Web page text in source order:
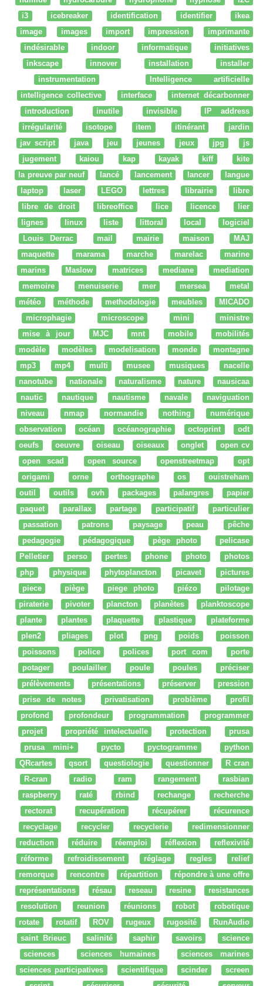
i3
icebreaker identification identifier
ikea
image
images import impression
imprimante
indésirable
indoor informatique
initiatives
inkscape
innover installation
installer
instrumentation
Intelligence artificielle
intelligence collective
interface
internet décarbonner
introduction
inutile invisible
IP address
irrégularité
isotope item itinérant
jardin
jav script
java jeu jeunes jeux jpg
js
jugement
kaiou kap kayak kiff
kite
la preuve par neuf
lancé lancement lancer
langue
laptop
laser LEGO lettres librairie
libre
libre de droit
libreoffice lice licence
lier
lignes
linux liste littoral local
logiciel
Louis Derrac
mail mairie maison
MAJ
maquette
marama marche marelac
marine
marins
Maslow matrices mediane
mediation
memoire
menuiserie mer mersea
metal
météo
méthode methodologie meubles
MICADO
microphagie
microscope mini
ministre
mise à jour
MJC mnt mobile
mobilités
modèle
modèles modelisation monde
montagne
mp3
mp4 multi musee musiques
nacelle
nanotube
nationale naturalisme nature
nausicaa
nautic
nautique nautisme navale
naviguation
niveau
nmap normandie nothing
numérique
observation
océan océanographie octoprint
odt
oeufs
oeuvre oiseau oiseaux onglet
open cv
open scad
open source openstreetmap
opt
origami
orne orthographe os
ouistreham
outil
outils ovh packages palangres
papier
paquet
parallax partage participatif
particulier
passation
patrons paysage peau
pêche
pedagogie
pédagogique pège photo
pelicase
Pelletier
perso pertes phone photo
photos
php
physique phytoplancton picavet
pictures
piece
piège piege photo piézo
pilotage
piraterie
pivoter plancton planètes
planktoscope
plante
plantes plaquette plastique
plateforme
plen2
pliages plot png poids
poisson
poissons
police polices port com
porte
potager
poulailler poule poules
préciser
prélèvements
présentations préserver
pression
prise de notes
privatisation problème
profil
profond
profondeur programmation
programmer
projet
propriété intelectuelle protection
prusa
prusa mini+
pycto pyctogramme
python
QRcartes
qsort questiologie questionner
R cran
R-cran
radio ram rangement
rasbian
raspberry
raté rbind rechange
recherche
rectorat
recupération récupérer
récurence
recyclage
recycler recyclerie
redimensionner
reduction
réduire réemploi réflexion
reflexivité
réforme
refroidissement réglage regles
relief
remorque
rencontre répartition
répondre à une offre
représentations
résau reseau resine
resistances
resolution
reunion réunions robot
robotique
rotate
rotatif ROV rugeux rugosité
RunAudio
saint Brieuc
salinité saphir savoirs
science
sciences
sciences humaines
sciences marines
sciences participatives
scientifique scinder
screen